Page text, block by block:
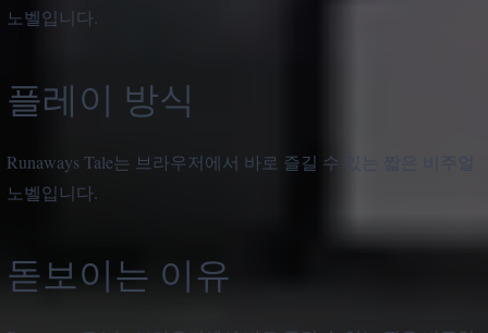
노벨입니다.
플레이 방식
Runaways Tale는 브라우저에서 바로 즐길 수 있는 짧은 비주얼
노벨입니다.
돋보이는 이유